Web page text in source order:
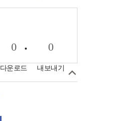
0
다운로드
0
내보내기